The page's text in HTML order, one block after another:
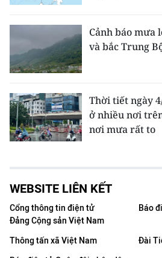
Cảnh báo mưa
và bắc Trung
Thời tiết ngày
ở nhiều nơi
nơi mưa rất to
WEBSITE LIÊN KẾT
Cổng thông tin điện tử
Đảng Cộng sản Việt Nam
Báo
Thông tấn xã Việt Nam
Đài